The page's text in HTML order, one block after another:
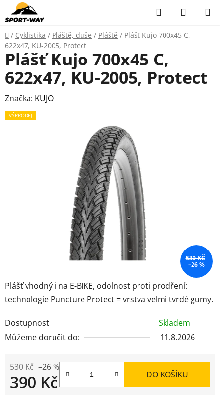
Přejít
na
obsah
Hledat
KOŠÍK
Domů
/ Cyklistika / Pláště, duše / Pláště / Plášť Kujo 700x45 C,
622x47, KU-2005, Protect
Plášť vhodný i na E-BIKE, odolnost proti prodření:
technologie Puncture Protect = vrstva velmi tvrdé gumy.
Dostupnost
Skladem
Můžeme doručit do:
11.8.2026
530 Kč –26 %
390 Kč DO KOŠÍKU
Plášť Kujo 700x45 C,
622x47, KU-2005, Protect
Značka: KUJO
VÝPRODEJ
530 KČ
–26 %